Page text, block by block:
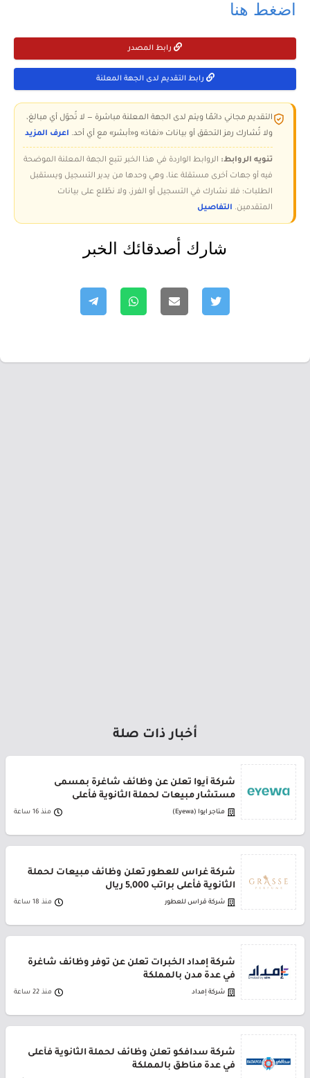
اضغط هنا
رابط المصدر
رابط التقديم لدى الجهة المعلنة
التقديم مجاني دائمًا ويتم لدى الجهة المعلنة مباشرة — لا تُحوّل أي مبالغ،
ولا تُشارك رمز التحقق أو بيانات «نفاذ» و«أبشر» مع أي أحد. اعرف المزيد
تنويه الروابط: الروابط الواردة في هذا الخبر تتبع الجهة المعلنة الموضحة
فيه أو جهات أخرى مستقلة عنا، وهي وحدها من يدير التسجيل ويستقبل
الطلبات؛ فلا نشارك في التسجيل أو الفرز، ولا نطّلع على بيانات
المتقدمين. التفاصيل
شارك أصدقائك الخبر
أخبار ذات صلة
شركة أيوا تعلن عن وظائف شاغرة بمسمى
مستشار مبيعات لحملة الثانوية فأعلى
متاجر ايوا (Eyewa) منذ 16 ساعة
شركة غراس للعطور تعلن وظائف مبيعات لحملة
الثانوية فأعلى براتب 5,000 ريال
شركة قراس للعطور منذ 18 ساعة
شركة إمداد الخبرات تعلن عن توفر وظائف شاغرة
في عدة مدن بالمملكة
شركة إمداد منذ 22 ساعة
شركة سدافكو تعلن وظائف لحملة الثانوية فأعلى
في عدة مناطق بالمملكة